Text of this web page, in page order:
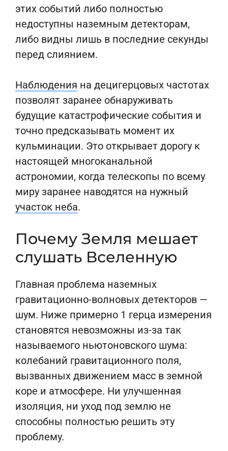
этих событий либо полностью
недоступны наземным детекторам,
либо видны лишь в последние секунды
перед слиянием.
Наблюдения на децигерцовых частотах
позволят заранее обнаруживать
будущие катастрофические события и
точно предсказывать момент их
кульминации. Это открывает дорогу к
настоящей многоканальной
астрономии, когда телескопы по всему
миру заранее наводятся на нужный
участок неба.
Почему Земля мешает
слушать Вселенную
Главная проблема наземных
гравитационно-волновых детекторов —
шум. Ниже примерно 1 герца измерения
становятся невозможны из-за так
называемого ньютоновского шума:
колебаний гравитационного поля,
вызванных движением масс в земной
коре и атмосфере. Ни улучшенная
изоляция, ни уход под землю не
способны полностью решить эту
проблему.